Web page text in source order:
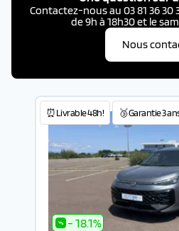
Contactez-nous au 03 81 36
de 9h à 18h30 et le
Nous
⏰Livrable 48h! 🥉Garantie 3
- 18.1%